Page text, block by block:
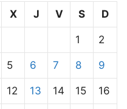
X J V S D
1 2
5 6 7 8 9
12 13 14 15 16